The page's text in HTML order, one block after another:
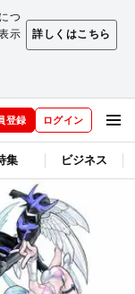
つ
示
詳しくはこちら
登録 ログイン
集 ビジネス